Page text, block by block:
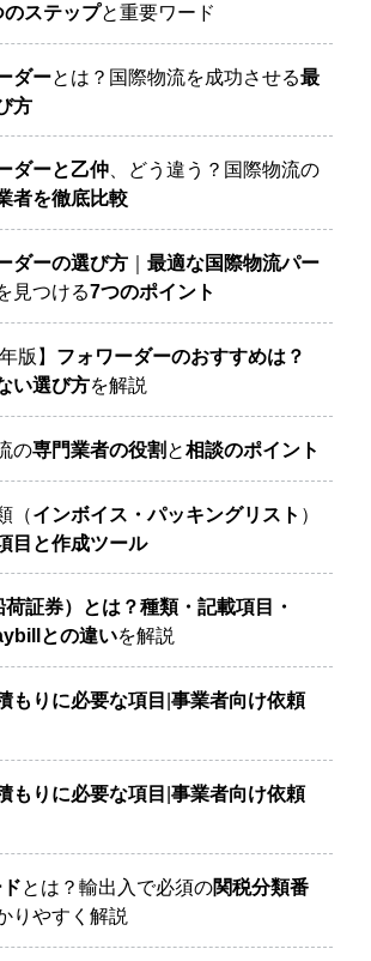
のステップと重要ワード
ダーとは？国際物流を成功させる最
方
ダーと乙仲、どう違う？国際物流の
者を徹底比較
ダーの選び方｜ 最適な国際物流パー
見つける7つのポイント
版】 フォワーダーのおすすめは？
い選び方を解説
の専門業者の役割 と相談のポイント
（インボイス・パッキングリスト ）
目と作成ツール
荷証券）とは？種類・記載項目・
との違いを解説
もりに必要な項目 事業者向け依頼
もりに必要な項目 事業者向け依頼
とは？輸出入で必須の関税分類番
りやすく解説